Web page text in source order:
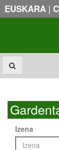
EUSKARA |
Izena